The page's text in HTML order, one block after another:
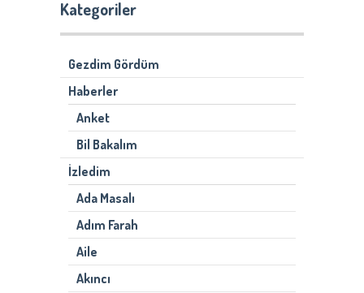
Kategoriler
Gezdim Gördüm
Haberler
Anket
Bil Bakalım
İzledim
Ada Masalı
Adım Farah
Aile
Akıncı